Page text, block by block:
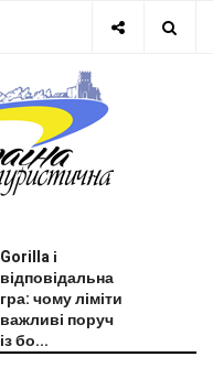
Gorilla і
відповідальна
гра: чому ліміти
важливі поруч
із бо...